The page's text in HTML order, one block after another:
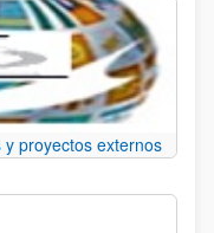
proyectos externos